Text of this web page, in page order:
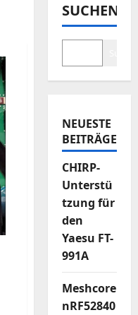
SUCHEN
NEUESTE
BEITRÄGE
CHIRP-
Unterstü
tzung für
den
Yaesu FT-
991A
Meshcore
nRF52840